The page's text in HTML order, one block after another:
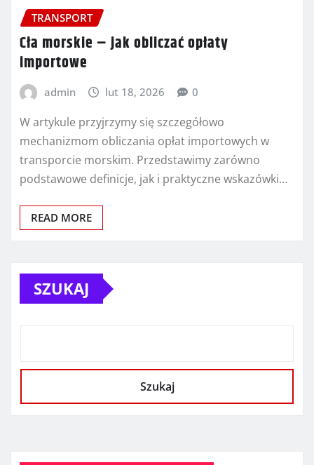
TRANSPORT
Cła morskie – jak obliczać opłaty
importowe
admin lut 18, 2026 0
W artykule przyjrzymy się szczegółowo
mechanizmom obliczania opłat importowych w
transporcie morskim. Przedstawimy zarówno
podstawowe definicje, jak i praktyczne wskazówki…
READ MORE
SZUKAJ
Szukaj